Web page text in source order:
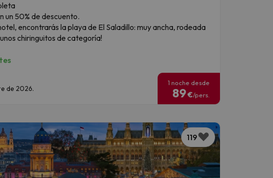
un 50% de descuento.
encontrarás la playa de El Saladillo: muy ancha, rodeada
chiringuitos de categoría!
de 2026.
1 noche desde
89€/pers.
119